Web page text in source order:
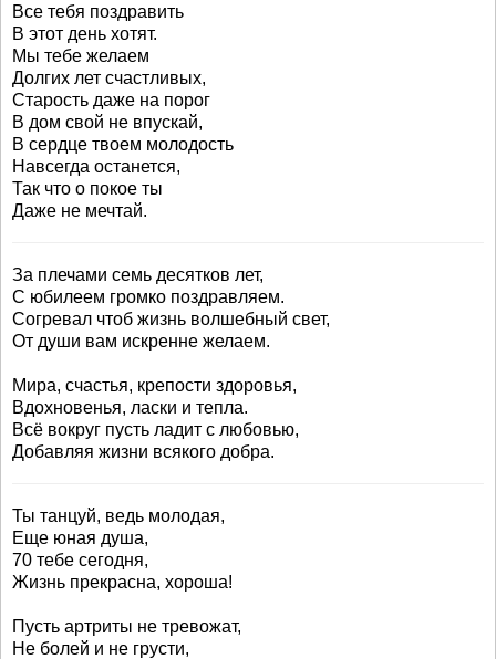
Все тебя поздравить
В этот день хотят.
Мы тебе желаем
Долгих лет счастливых,
Старость даже на порог
В дом свой не впускай,
В сердце твоем молодость
Навсегда останется,
Так что о покое ты
Даже не мечтай.
За плечами семь десятков лет,
С юбилеем громко поздравляем.
Согревал чтоб жизнь волшебный свет,
От души вам искренне желаем.
Мира, счастья, крепости здоровья,
Вдохновенья, ласки и тепла.
Всё вокруг пусть ладит с любовью,
Добавляя жизни всякого добра.
Ты танцуй, ведь молодая,
Еще юная душа,
70 тебе сегодня,
Жизнь прекрасна, хороша!
Пусть артриты не тревожат,
Не болей и не грусти,